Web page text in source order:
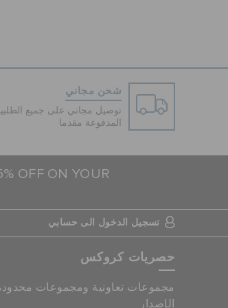
شحن مجاني
توصيل مجاني على جميع
المدفوعة مقدما
OFF ON YOUR
تسجيل الدخول الى حسابي
حصريات كروكس
مجموعات تعاونية ومجموعات
الإصدار